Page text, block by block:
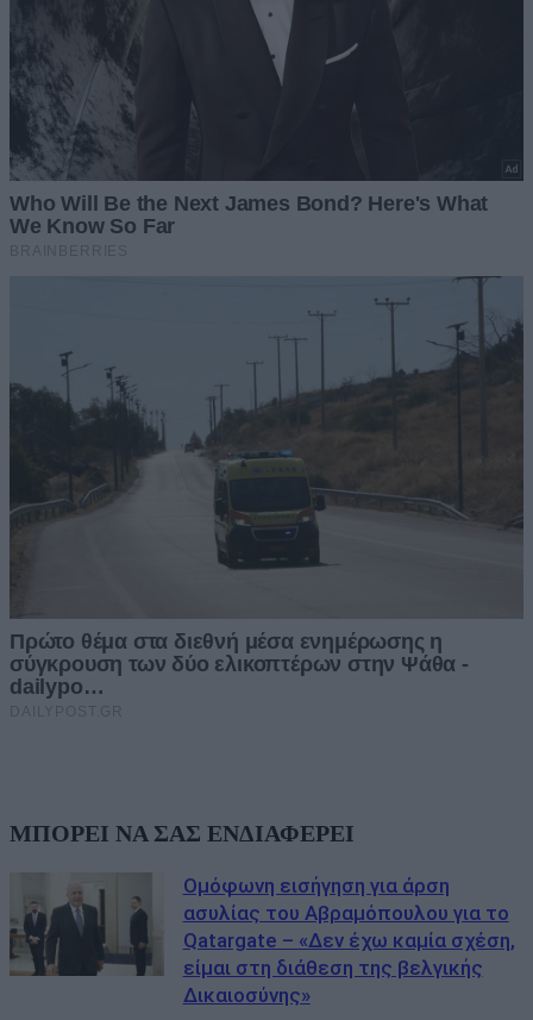
ΜΠΟΡΕΙ ΝΑ ΣΑΣ ΕΝΔΙΑΦΕΡΕΙ
Ομόφωνη εισήγηση για άρση
ασυλίας του Αβραμόπουλου για το
Qatargate – «Δεν έχω καμία σχέση,
είμαι στη διάθεση της βελγικής
Δικαιοσύνης»